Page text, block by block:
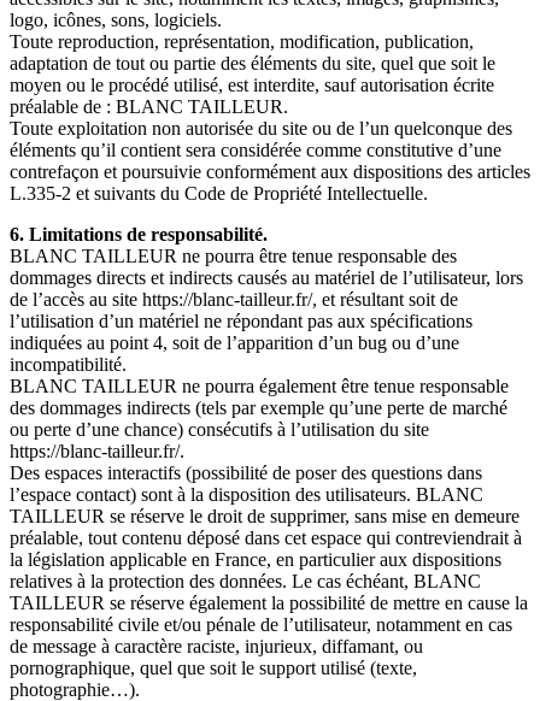
logo, icônes, sons, logiciels.
Toute reproduction, représentation, modification, publication,
adaptation de tout ou partie des éléments du site, quel que soit le
moyen ou le procédé utilisé, est interdite, sauf autorisation écrite
préalable de : BLANC TAILLEUR.
Toute exploitation non autorisée du site ou de l’un quelconque des
éléments qu’il contient sera considérée comme constitutive d’une
contrefaçon et poursuivie conformément aux dispositions des articles
L.335-2 et suivants du Code de Propriété Intellectuelle.
6. Limitations de responsabilité.
BLANC TAILLEUR ne pourra être tenue responsable des
dommages directs et indirects causés au matériel de l’utilisateur, lors
de l’accès au site https://blanc-tailleur.fr/, et résultant soit de
l’utilisation d’un matériel ne répondant pas aux spécifications
indiquées au point 4, soit de l’apparition d’un bug ou d’une
incompatibilité.
BLANC TAILLEUR ne pourra également être tenue responsable
des dommages indirects (tels par exemple qu’une perte de marché
ou perte d’une chance) consécutifs à l’utilisation du site
https://blanc-tailleur.fr/.
Des espaces interactifs (possibilité de poser des questions dans
l’espace contact) sont à la disposition des utilisateurs. BLANC
TAILLEUR se réserve le droit de supprimer, sans mise en demeure
préalable, tout contenu déposé dans cet espace qui contreviendrait à
la législation applicable en France, en particulier aux dispositions
relatives à la protection des données. Le cas échéant, BLANC
TAILLEUR se réserve également la possibilité de mettre en cause la
responsabilité civile et/ou pénale de l’utilisateur, notamment en cas
de message à caractère raciste, injurieux, diffamant, ou
pornographique, quel que soit le support utilisé (texte,
photographie…).